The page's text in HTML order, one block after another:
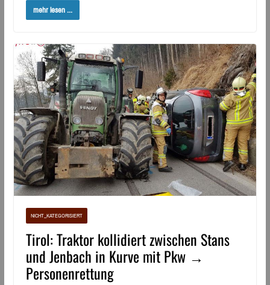
mehr lesen ...
NICHT_KATEGORISIERT
Tirol: Traktor kollidiert zwischen Stans
und Jenbach in Kurve mit Pkw →
Personenrettung